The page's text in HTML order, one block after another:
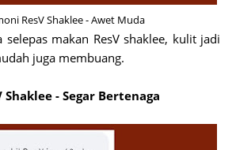
ResV Shaklee - Awet Muda
makan ResV shaklee, kulit jadi
juga membuang.
- Segar Bertenaga